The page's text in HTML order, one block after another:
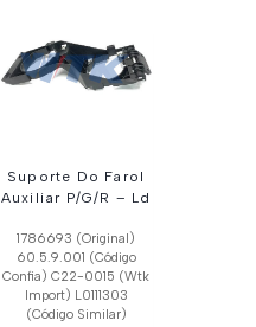
Suporte Do Farol
Auxiliar P/G/R – Ld
1786693 (Original)
60.5.9.001 (Código
Confia) C22-0015 (Wtk
Import) L0111303
(Código Similar)